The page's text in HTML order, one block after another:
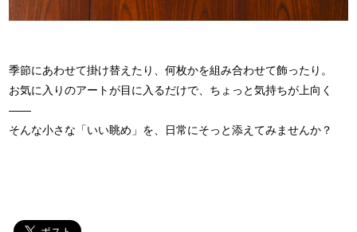
季節にあわせて掛け替えたり、何枚かを組み合わせて飾ったり。
お気に入りのアートが目に入るだけで、ちょっと気持ちが上向く
——
そんな小さな「いい眺め」を、日常にそっと添えてみませんか？